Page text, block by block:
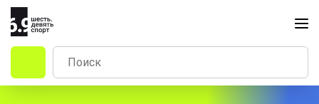
Сезонные товары